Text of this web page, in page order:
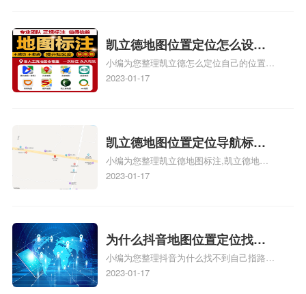
门指路人地图标注服务中心地址标注上地图
怎么弄相关地图标注知识，详情可查看下方
正文！
凯立德地图位置定位怎么设置
自己的指路人地图标注服务中
心名？凯立德地图位置定位怎
小编为您整理凯立德怎么定位自己的位置
啊、手机凯立德地图定位怎么设置往上走、
地图标注服务中心铺招牌相关地图标注知
识，详情可查看下方正文！
2023-01-17
凯立德地图位置定位导航标
注？凯立德地图位置定位,导航,
标注？
小编为您整理凯立德地图标注,凯立德地图
标注怎么做啊、凯立德地图标注,凯立德地
相关地图标注知识，详情可查看下方正文！
2023-01-17
为什么抖音地图位置定位找不
到了？抖音为什么找不到当前
定位了？
小编为您整理抖音为什么找不到自己指路人
地图标注服务中心铺的位置、地图位置更新
2023-01-17